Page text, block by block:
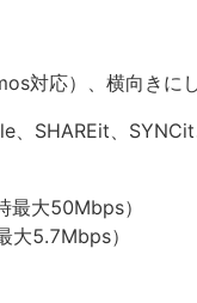
対応）、横向きに
、SHAREit、
最大50Mbps）
大5.7Mbps）